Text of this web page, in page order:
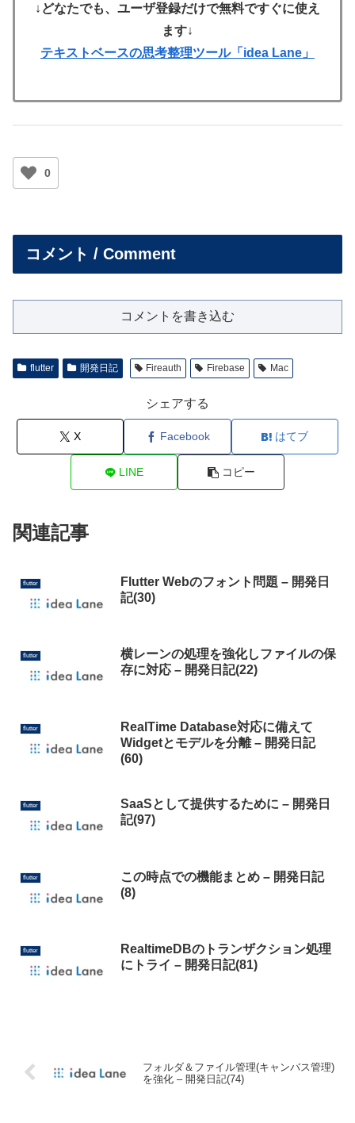
↓ どなたでも、ユーザ登録だけで無料ですぐに使え
ます↓
テキストベースの思考整理ツール「idea Lane」
0
コメント / Comment
コメントを書き込む
flutter 開発日記 Fireauth Firebase Mac
シェアする
X Facebook はてブ
LINE コピー
関連記事
flutter
Flutter Webのフォント問題 – 開発日
記(30)
flutter
横レーンの処理を強化しファイルの保
存に対応 – 開発日記(22)
flutter
RealTime Database対応に備えて
Widgetとモデルを分離 – 開発日記
(60)
flutter
SaaSとして提供するために – 開発日
記(97)
flutter
この時点での機能まとめ – 開発日記
(8)
flutter
RealtimeDBのトランザクション処理
にトライ – 開発日記(81)
フォルダ＆ファイル管理(キャンバス管理)
を強化 – 開発日記(74)